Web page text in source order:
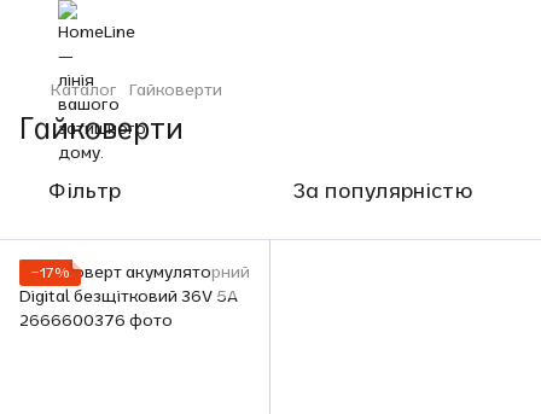
Каталог Гайковерти
Гайковерти
Фільтр За популярністю
−17%